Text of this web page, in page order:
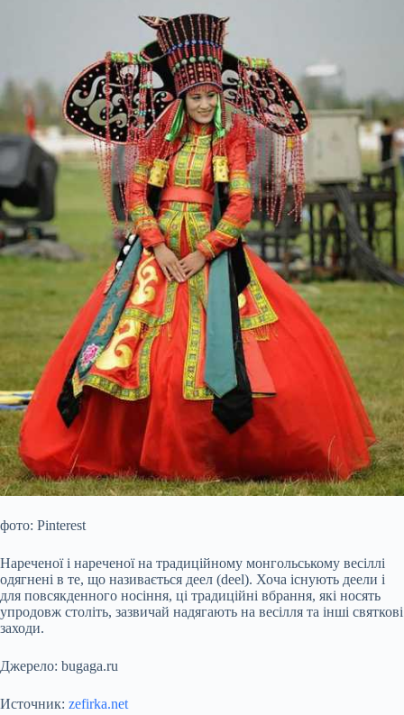
фото: Pinterest
Нареченої і нареченої на традиційному монгольському весіллі
одягнені в те, що називається деел (deel). Хоча існують деели і
для повсякденного носіння, ці традиційні вбрання, які носять
упродовж століть, зазвичай надягають на весілля та інші святкові
заходи.
Джерело: bugaga.ru
Источник: zefirka.net